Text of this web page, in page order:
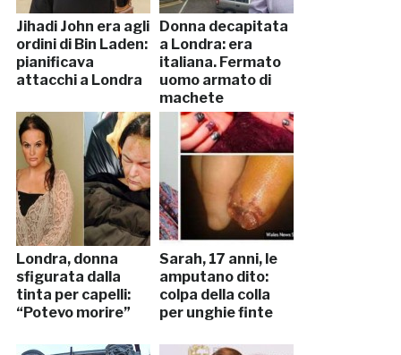
Jihadi John era agli
ordini di Bin Laden:
pianificava
attacchi a Londra
Donna decapitata
a Londra: era
italiana. Fermato
uomo armato di
machete
Londra, donna
sfigurata dalla
tinta per capelli:
“Potevo morire”
Sarah, 17 anni, le
amputano dito:
colpa della colla
per unghie finte